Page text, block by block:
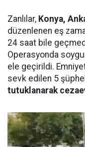
Zanlılar, Konya,
düzenlenen eş
24 saat bile
Operasyonda
ele geçirildi.
sevk edilen 5
tutuklanarak